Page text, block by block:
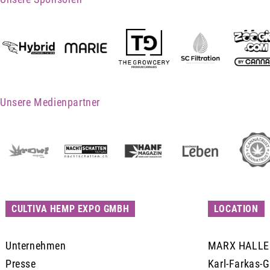
Unsere Medienpartner
CULTIVA HEMP EXPO GMBH
Unternehmen
Presse
LOCATION
MARX HALLE
Karl-Farkas-